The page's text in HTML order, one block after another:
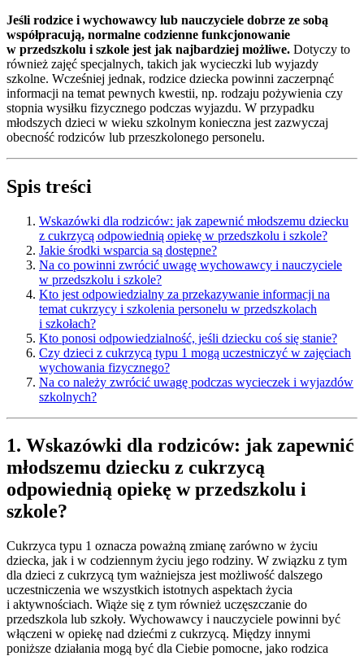
Jeśli rodzice i wychowawcy lub nauczyciele dobrze ze sobą
współpracują, normalne codzienne funkcjonowanie
w przedszkolu i szkole jest jak najbardziej możliwe. Dotyczy to
również zajęć specjalnych, takich jak wycieczki lub wyjazdy
szkolne. Wcześniej jednak, rodzice dziecka powinni zaczerpnąć
informacji na temat pewnych kwestii, np. rodzaju pożywienia czy
stopnia wysiłku fizycznego podczas wyjazdu. W przypadku
młodszych dzieci w wieku szkolnym konieczna jest zazwyczaj
obecność rodziców lub przeszkolonego personelu.
Spis treści
Wskazówki dla rodziców: jak zapewnić młodszemu dziecku
z cukrzycą odpowiednią opiekę w przedszkolu i szkole?
Jakie środki wsparcia są dostępne?
Na co powinni zwrócić uwagę wychowawcy i nauczyciele
w przedszkolu i szkole?
Kto jest odpowiedzialny za przekazywanie informacji na
temat cukrzycy i szkolenia personelu w przedszkolach
i szkołach?
Kto ponosi odpowiedzialność, jeśli dziecku coś się stanie?
Czy dzieci z cukrzycą typu 1 mogą uczestniczyć w zajęciach
wychowania fizycznego?
Na co należy zwrócić uwagę podczas wycieczek i wyjazdów
szkolnych?
1. Wskazówki dla rodziców: jak zapewnić
młodszemu dziecku z cukrzycą
odpowiednią opiekę w przedszkolu i
szkole?
Cukrzyca typu 1 oznacza poważną zmianę zarówno w życiu
dziecka, jak i w codziennym życiu jego rodziny. W związku z tym
dla dzieci z cukrzycą tym ważniejsza jest możliwość dalszego
uczestniczenia we wszystkich istotnych aspektach życia
i aktywnościach. Wiąże się z tym również uczęszczanie do
przedszkola lub szkoły. Wychowawcy i nauczyciele powinni być
włączeni w opiekę nad dziećmi z cukrzycą. Między innymi
poniższe działania mogą być dla Ciebie pomocne, jako rodzica